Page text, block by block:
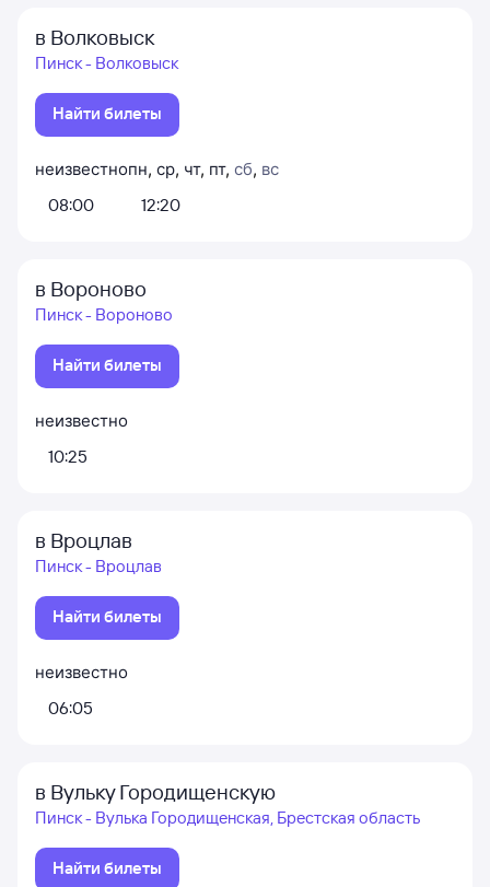
в Волковыск
Пинск - Волковыск
Найти билеты
неизвестно
08:00
пн, ср, чт, пт, сб, вс
12:20
в Вороново
Пинск - Вороново
Найти билеты
неизвестно
10:25
в Вроцлав
Пинск - Вроцлав
Найти билеты
неизвестно
06:05
в Вульку Городищенскую
Пинск - Вулька Городищенская, Брестская область
Найти билеты